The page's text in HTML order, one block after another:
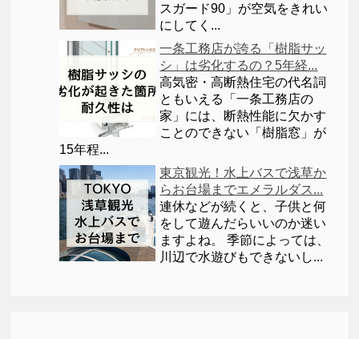
スガード90」が空気をきれい
にしてく...
一条工務店が誇る「樹脂サッ
シ」は劣化するの？5年経...
高気密・高断熱住宅の代名詞
ともいえる「一条工務店の
家」には、断熱性能に欠かす
ことのできない「樹脂窓」が
15年程...
東京観光！水上バスで浅草か
らお台場までエメラルダス...
連休などが続くと、子供と何
をして遊んだらいいのか迷い
ますよね。 季節によっては、
川辺で水遊びもできないし...